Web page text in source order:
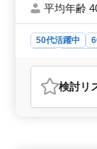
平均年齢
50代活躍中
おすすめポ
＜働きやすさ
働く方々の
軟な勤務体制
検討リ